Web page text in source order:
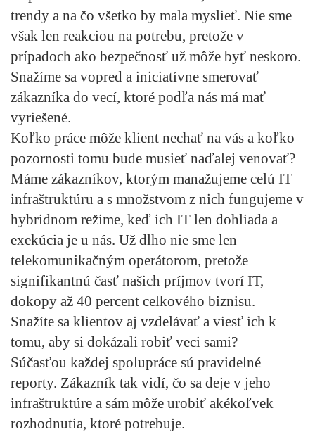
trendy a na čo všetko by mala myslieť. Nie sme
však len reakciou na potrebu, pretože v
prípadoch ako bezpečnosť už môže byť neskoro.
Snažíme sa vopred a iniciatívne smerovať
zákazníka do vecí, ktoré podľa nás má mať
vyriešené.
Koľko práce môže klient nechať na vás a koľko
pozornosti tomu bude musieť naďalej venovať?
Máme zákazníkov, ktorým manažujeme celú IT
infraštruktúru a s množstvom z nich fungujeme v
hybridnom režime, keď ich IT len dohliada a
exekúcia je u nás. Už dlho nie sme len
telekomunikačným operátorom, pretože
signifikantnú časť našich príjmov tvorí IT,
dokopy až 40 percent celkového biznisu.
Snažíte sa klientov aj vzdelávať a viesť ich k
tomu, aby si dokázali robiť veci sami?
Súčasťou každej spolupráce sú pravidelné
reporty. Zákazník tak vidí, čo sa deje v jeho
infraštruktúre a sám môže urobiť akékoľvek
rozhodnutia, ktoré potrebuje.